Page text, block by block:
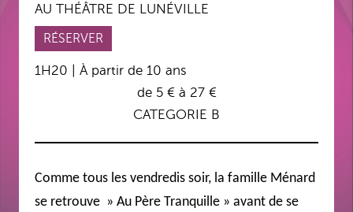
AU THÉÂTRE DE LUNÉVILLE
RÉSERVER
1H20 | À partir de 10 ans
de 5 € à 27 €
CATEGORIE B
Comme tous les vendredis soir, la famille Ménard
se retrouve » Au Père Tranquille » avant de se